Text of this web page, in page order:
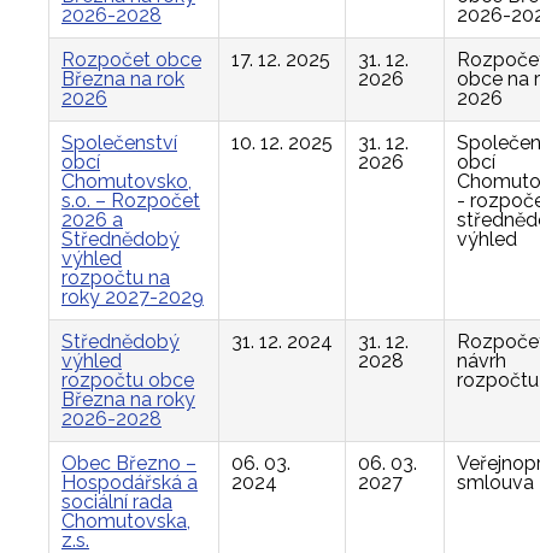
2026-2028
2026-
Rozpočet obce
Března na rok
2026
17. 12. 2025
31. 12.
2026
obce na
2026
Společenství
obcí
Chomutovsko,
s.o. – Rozpočet
2026 a
Střednědobý
výhled
rozpočtu na
roky 2027-2029
10. 12. 2025
31. 12.
2026
obcí
-
výhled
Střednědobý
výhled
rozpočtu obce
Března na roky
2026-2028
31. 12. 2024
31. 12.
2028
návrh
rozpočtu
Obec Březno –
Hospodářská a
sociální rada
Chomutovska,
z.s.
06. 03.
2024
06. 03.
2027
smlouva